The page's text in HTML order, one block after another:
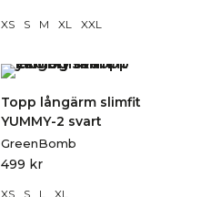
XS S M XL XXL
Topp långärm slimfit
YUMMY-2 svart
GreenBomb
499 kr
XS S L XL